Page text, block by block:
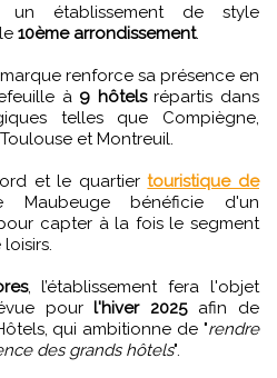
un établissement de style
10ème arrondissement.
renforce sa présence en
à 9 hôtelsrépartis dans
telles que Compiègne,
et Montreuil.
et le quartiertouristique de
bénéficie d'un
capter à la fois le segment
, l’établissement fera l'objet
pour l'hiver 2025afin de
qui ambitionne de "rendre
des grands hôtels".